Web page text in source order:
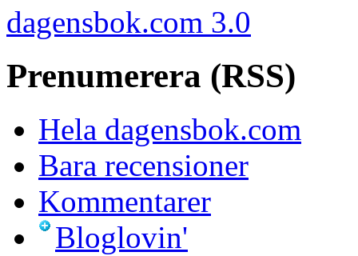
dagensbok.com 3.0
Prenumerera (RSS)
Hela dagensbok.com
Bara recensioner
Kommentarer
Bloglovin'